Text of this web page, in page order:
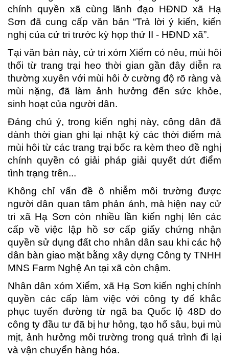
chính quyền xã cùng lãnh đạo HĐND xã Hạ
Sơn đã cung cấp văn bản “Trả lời ý kiến, kiến
nghị của cử tri trước kỳ họp thứ II - HĐND xã”.
Tại văn bản này, cử tri xóm Xiểm có nêu, mùi hôi
thối từ trang trại heo thời gian gần đây diễn ra
thường xuyên với mùi hôi ở cường độ rõ ràng và
mùi nặng, đã làm ảnh hưởng đến sức khỏe,
sinh hoạt của người dân.
Đáng chú ý, trong kiến nghị này, công dân đã
dành thời gian ghi lại nhật ký các thời điểm mà
mùi hôi từ các trang trại bốc ra kèm theo đề nghị
chính quyền có giải pháp giải quyết dứt điểm
tình trạng trên...
Không chỉ vấn đề ô nhiễm môi trường được
người dân quan tâm phản ánh, mà hiện nay cử
tri xã Hạ Sơn còn nhiều lần kiến nghị lên các
cấp về việc lập hồ sơ cấp giấy chứng nhận
quyền sử dụng đất cho nhân dân sau khi các hộ
dân bàn giao mặt bằng xây dựng Công ty TNHH
MNS Farm Nghệ An tại xã còn chậm.
Nhân dân xóm Xiểm, xã Hạ Sơn kiến nghị chính
quyền các cấp làm việc với công ty để khắc
phục tuyến đường từ ngã ba Quốc lộ 48D do
công ty đầu tư đã bị hư hỏng, tạo hố sâu, bụi mù
mịt, ảnh hưởng môi trường trong quá trình đi lại
và vận chuyển hàng hóa.